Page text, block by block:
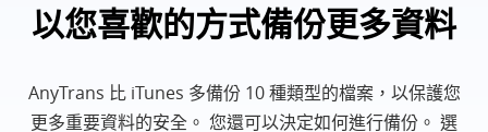
以您喜歡的方式備份更多資料
AnyTrans 比 iTunes 多備份 10 種類型的檔案，以保護您
更多重要資料的安全。 您還可以決定如何進行備份。 選